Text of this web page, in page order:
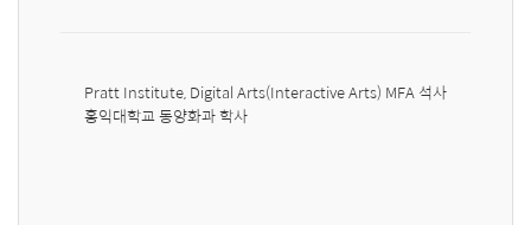
Pratt Institute, Digital Arts(Interactive Arts) MFA 석사
홍익대학교 동양화과 학사